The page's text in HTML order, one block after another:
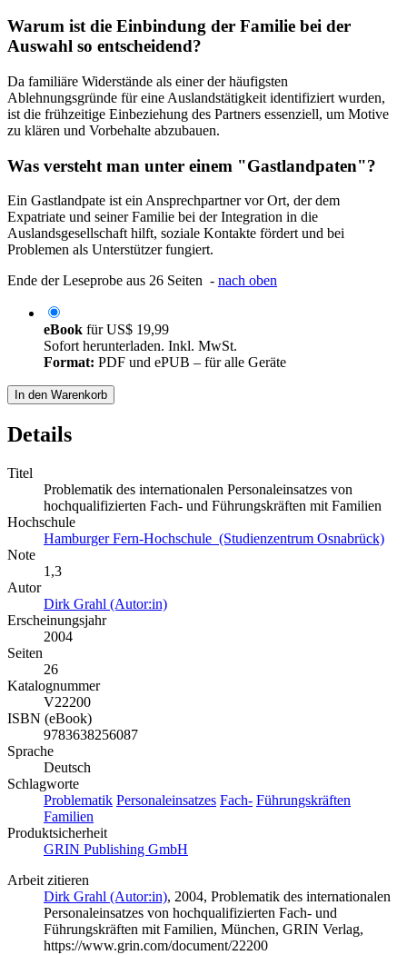
Warum ist die Einbindung der Familie bei der
Auswahl so entscheidend?
Da familiäre Widerstände als einer der häufigsten
Ablehnungsgründe für eine Auslandstätigkeit identifiziert wurden,
ist die frühzeitige Einbeziehung des Partners essenziell, um Motive
zu klären und Vorbehalte abzubauen.
Was versteht man unter einem "Gastlandpaten"?
Ein Gastlandpate ist ein Ansprechpartner vor Ort, der dem
Expatriate und seiner Familie bei der Integration in die
Auslandsgesellschaft hilft, soziale Kontakte fördert und bei
Problemen als Unterstützer fungiert.
Ende der Leseprobe aus 26 Seiten - nach oben
eBook fürUS$ 19,99
Sofort herunterladen. Inkl. MwSt.
Format: PDF und ePUB – für alle Geräte
In den Warenkorb
Details
Titel
Problematik des internationalen Personaleinsatzes von
hochqualifizierten Fach- und Führungskräften mit Familien
Hochschule
Hamburger Fern-Hochschule (Studienzentrum Osnabrück)
Note
1,3
Autor
Dirk Grahl (Autor:in)
Erscheinungsjahr
2004
Seiten
26
Katalognummer
V22200
ISBN (eBook)
9783638256087
Sprache
Deutsch
Schlagworte
Problematik Personaleinsatzes Fach- Führungskräften
Familien
Produktsicherheit
GRIN Publishing GmbH
Arbeit zitieren
Dirk Grahl (Autor:in), 2004, Problematik des internationalen
Personaleinsatzes von hochqualifizierten Fach- und
Führungskräften mit Familien, München, GRIN Verlag,
https://www.grin.com/document/22200